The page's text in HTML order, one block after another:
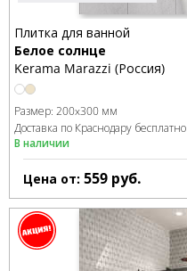
Плитка для ванной
Белое солнце
Kerama Marazzi (Россия)
Размер: 200x300 мм
Доставка по Краснодару бесплатно
В наличии
Цена от: 559 руб.